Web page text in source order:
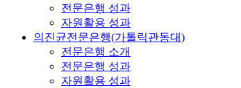
전문은행 성과
자원활용 성과
의진균전문은행(가톨릭관동대)
전문은행 소개
전문은행 성과
자원활용 성과